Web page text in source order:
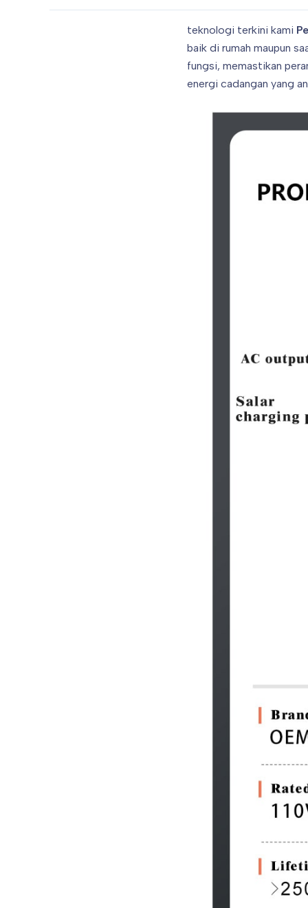
teknologi terkini kami
baik di rumah maupun
fungsi, memastikan
energi cadangan yang